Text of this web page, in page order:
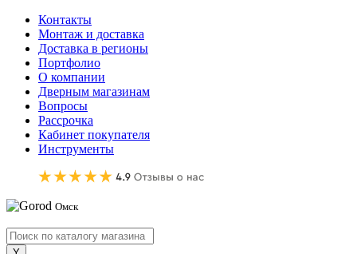
Контакты
Монтаж и доставка
Доставка в регионы
Портфолио
О компании
Дверным магазинам
Вопросы
Рассрочка
Кабинет покупателя
Инструменты
Омск